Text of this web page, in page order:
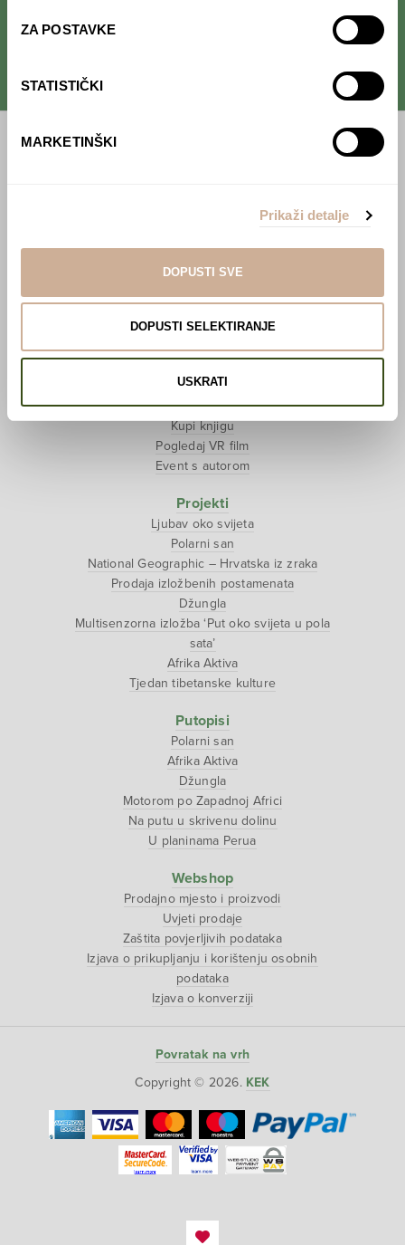
ZA POSTAVKE
STATISTIČKI
MARKETINŠKI
Prikaži detalje
DOPUSTI SVE
DOPUSTI SELEKTIRANJE
USKRATI
Webshop
O nama
Učlani se u KEK!
Lovci sakupljači
O projektu
Kupi knjigu
Pogledaj VR film
Event s autorom
Projekti
Ljubav oko svijeta
Polarni san
National Geographic – Hrvatska iz zraka
Prodaja izložbenih postamenata
Džungla
Multisenzorna izložba ‘Put oko svijeta u pola
sata’
Afrika Aktiva
Tjedan tibetanske kulture
Putopisi
Polarni san
Afrika Aktiva
Džungla
Motorom po Zapadnoj Africi
Na putu u skrivenu dolinu
U planinama Perua
Webshop
Prodajno mjesto i proizvodi
Uvjeti prodaje
Zaštita povjerljivih podataka
Izjava o prikupljanju i korištenju osobnih
podataka
Izjava o konverziji
Povratak na vrh
Copyright © 2026. KEK